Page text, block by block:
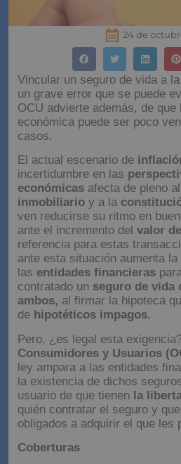
24 de
Vincular un seguro de vida a
un grave error que se puede
OCU advierte además, de que
económica puede ser poco
casos.
El actual escenario de
incertidumbre en las
económicas afecta de pleno al
inmobiliario y a la
ven reducirse su ritmo en
ante el incremento del valor
referencia para estas
ante esta situación aumenta
las entidades financieras
contratado un seguro de vida
ambos, al firmar la hipoteca
de hipotéticos impagos.
Pero, ¿es legal esta
Consumidores y Usuarios
ley ampara a las entidades
la existencia de dichos
usuario de que tienen la
quién contratar el seguro y
obligados a adquirir el que les
Coberturas